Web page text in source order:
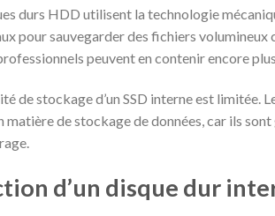
durs HDD utilisent la technologie
pour sauvegarder des fichiers volumineux
peuvent en contenir encore
de stockage d’un SSD interne est limitée.
matière de stockage de données, car ils
d’un disque dur